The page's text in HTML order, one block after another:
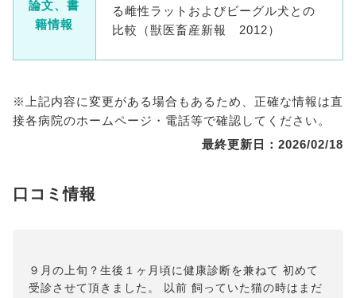
論文、書
籍情報
る雌性ラットおよびビーグル犬との
比較（獣医畜産新報 2012）
※上記内容に変更がある場合もあるため、正確な情報は直
接各病院のホームページ・電話等で確認してください。
最終更新日：2026/02/18
口コミ情報
９月の上旬？生後１ヶ月頃に健康診断を兼ねて 初めて
受診させて頂きました。 以前 飼っていた猫の時はまだ